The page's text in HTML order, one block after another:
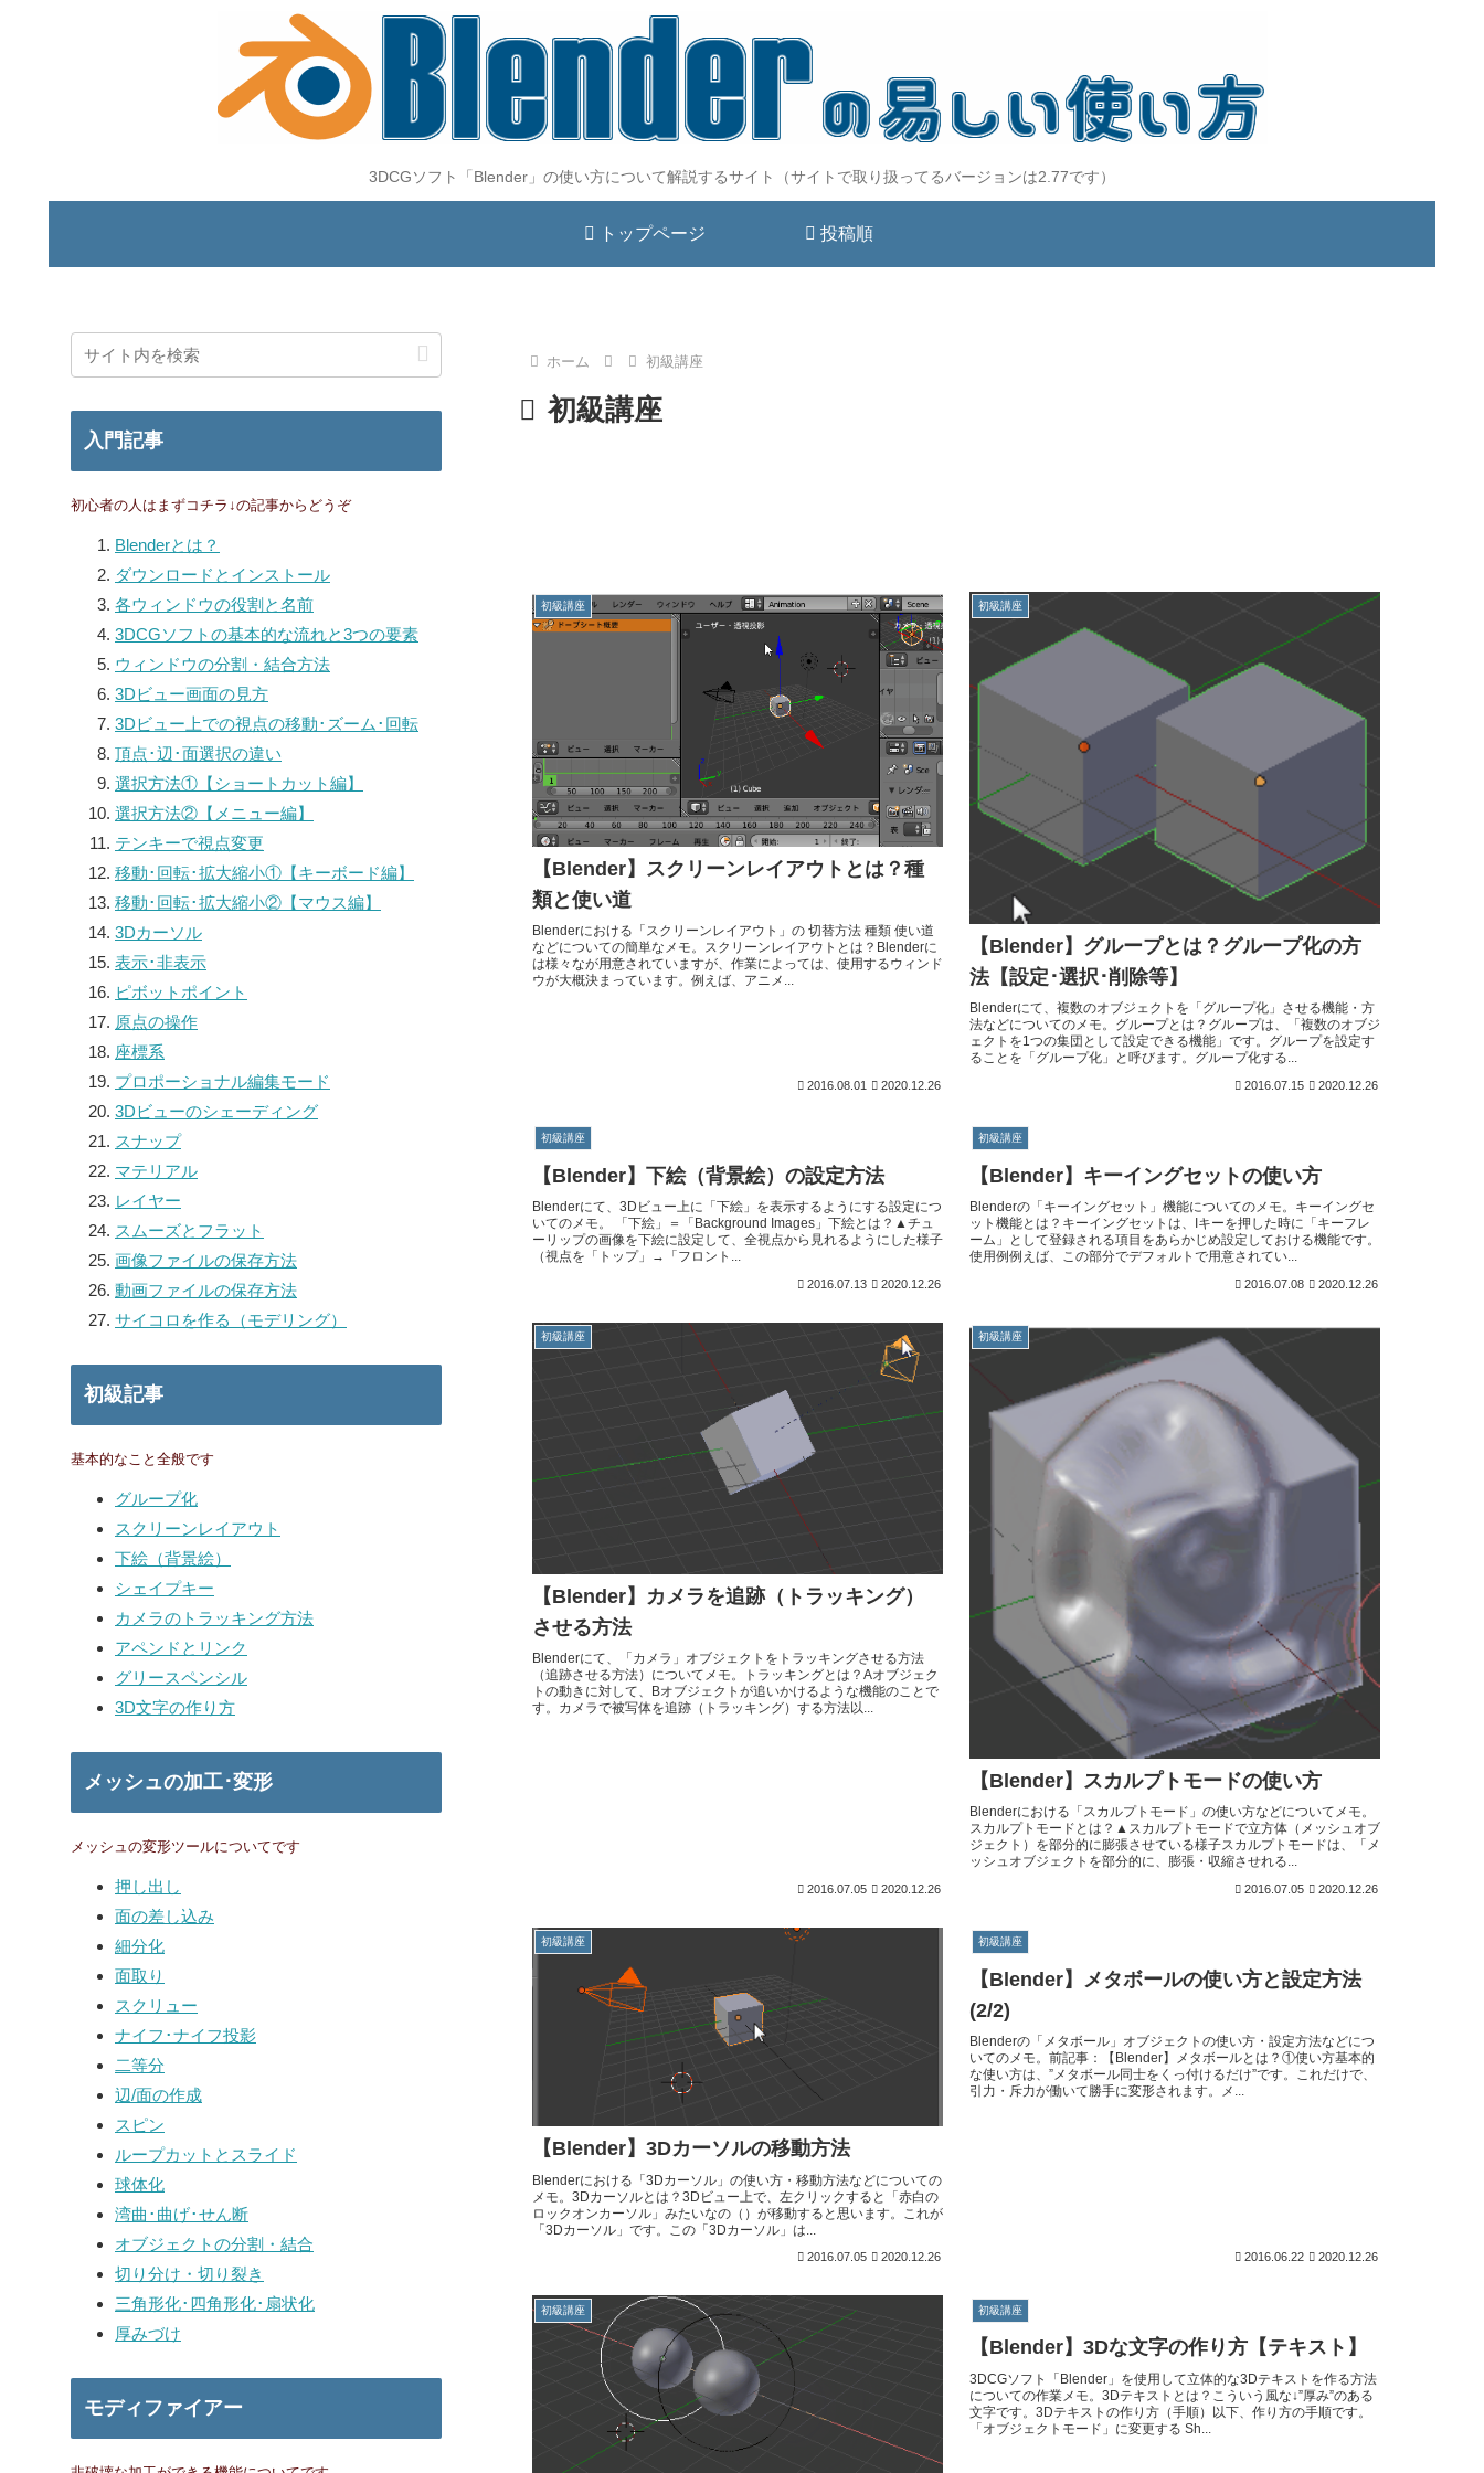
3DCGソフト「Blender」の使い方について解説するサイト（サイトで取り扱ってるバージョンは2.77です）
トップページ 投稿順
ホーム 初級講座
初級講座
初級講座
【Blender】スクリーンレイアウトとは？種
類と使い道
Blenderにおける「スクリーンレイアウト」の 切替方法 種類 使い道
などについての簡単なメモ。スクリーンレイアウトとは？Blenderに
は様々なが用意されていますが、作業によっては、使用するウィンド
ウが大概決まっています。例えば、アニメ...
2016.08.01 2020.12.26
初級講座
【Blender】グループとは？グループ化の方
法【設定･選択･削除等】
Blenderにて、複数のオブジェクトを「グループ化」させる機能・方
法などについてのメモ。グループとは？グループは、「複数のオブジ
ェクトを1つの集団として設定できる機能」です。グループを設定す
ることを「グループ化」と呼びます。グループ化する...
2016.07.15 2020.12.26
初級講座
【Blender】下絵（背景絵）の設定方法
Blenderにて、3Dビュー上に「下絵」を表示するようにする設定につ
いてのメモ。 「下絵」＝「Background Images」下絵とは？▲チュ
ーリップの画像を下絵に設定して、全視点から見れるようにした様子
（視点を「トップ」→「フロント...
2016.07.13 2020.12.26
初級講座
【Blender】キーイングセットの使い方
Blenderの「キーイングセット」機能についてのメモ。キーイングセ
ット機能とは？キーイングセットは、Iキーを押した時に「キーフレ
ーム」として登録される項目をあらかじめ設定しておける機能です。
使用例例えば、この部分でデフォルトで用意されてい...
2016.07.08 2020.12.26
初級講座
【Blender】カメラを追跡（トラッキング）
させる方法
Blenderにて、「カメラ」オブジェクトをトラッキングさせる方法
（追跡させる方法）についてメモ。トラッキングとは？Aオブジェク
トの動きに対して、Bオブジェクトが追いかけるような機能のことで
す。カメラで被写体を追跡（トラッキング）する方法以...
2016.07.05 2020.12.26
初級講座
【Blender】スカルプトモードの使い方
Blenderにおける「スカルプトモード」の使い方などについてメモ。
スカルプトモードとは？▲スカルプトモードで立方体（メッシュオブ
ジェクト）を部分的に膨張させている様子スカルプトモードは、「メ
ッシュオブジェクトを部分的に、膨張・収縮させれる...
2016.07.05 2020.12.26
初級講座
【Blender】3Dカーソルの移動方法
Blenderにおける「3Dカーソル」の使い方・移動方法などについての
メモ。3Dカーソルとは？3Dビュー上で、左クリックすると「赤白の
ロックオンカーソル」みたいなの（）が移動すると思います。これが
「3Dカーソル」です。この「3Dカーソル」は...
2016.07.05 2020.12.26
初級講座
【Blender】メタボールの使い方と設定方法
(2/2)
Blenderの「メタボール」オブジェクトの使い方・設定方法などにつ
いてのメモ。前記事：【Blender】メタボールとは？①使い方基本的
な使い方は、”メタボール同士をくっ付けるだけ”です。これだけで、
引力・斥力が働いて勝手に変形されます。メ...
2016.06.22 2020.12.26
初級講座 初級講座
【Blender】3Dな文字の作り方【テキスト】
3DCGソフト「Blender」を使用して立体的な3Dテキストを作る方法
についての作業メモ。3Dテキストとは？こういう風な↓”厚み”のある
文字です。3Dテキストの作り方（手順）以下、作り方の手順です。
「オブジェクトモード」に変更する Sh...
入門記事
初心者の人はまずコチラ↓の記事からどうぞ
Blenderとは？
ダウンロードとインストール
各ウィンドウの役割と名前
3DCGソフトの基本的な流れと3つの要素
ウィンドウの分割・結合方法
3Dビュー画面の見方
3Dビュー上での視点の移動･ズーム･回転
頂点･辺･面選択の違い
選択方法①【ショートカット編】
選択方法②【メニュー編】
テンキーで視点変更
移動･回転･拡大縮小①【キーボード編】
移動･回転･拡大縮小②【マウス編】
3Dカーソル
表示･非表示
ピボットポイント
原点の操作
座標系
プロポーショナル編集モード
3Dビューのシェーディング
スナップ
マテリアル
レイヤー
スムーズとフラット
画像ファイルの保存方法
動画ファイルの保存方法
サイコロを作る（モデリング）
初級記事
基本的なこと全般です
グループ化
スクリーンレイアウト
下絵（背景絵）
シェイプキー
カメラのトラッキング方法
アペンドとリンク
グリースペンシル
3D文字の作り方
メッシュの加工･変形
メッシュの変形ツールについてです
押し出し
面の差し込み
細分化
面取り
スクリュー
ナイフ･ナイフ投影
二等分
辺/面の作成
スピン
ループカットとスライド
球体化
湾曲･曲げ･せん断
オブジェクトの分割・結合
切り分け・切り裂き
三角形化･四角形化･扇状化
厚みづけ
モディファイアー